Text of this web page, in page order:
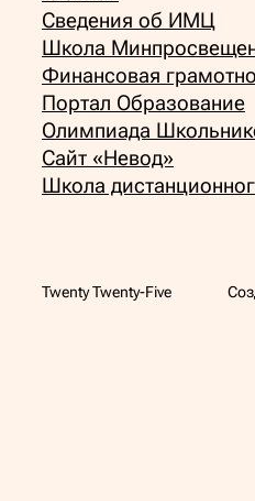
Сведения об ИМЦ
Школа
Финансовая
Портал Образование
Олимпиада
Сайт «Невод»
Школа
Twenty Twenty-Five